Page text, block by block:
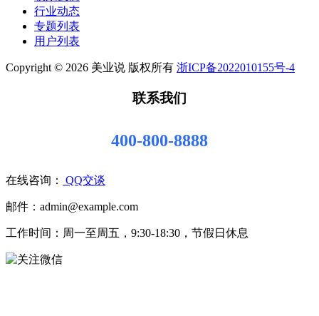
行业动态
专题列表
用户列表
Copyright © 2026 美业说 版权所有 浙ICP备2022010155号-4
联系我们
400-800-8888
在线咨询： QQ交谈
邮件：admin@example.com
工作时间：周一至周五，9:30-18:30，节假日休息